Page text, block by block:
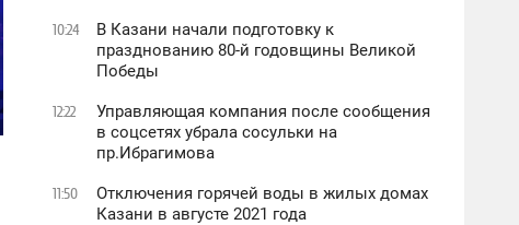
10:24
В Казани начали подготовку к
празднованию 80-й годовщины Великой
Победы
12:22
Управляющая компания после сообщения
в соцсетях убрала сосульки на
пр.Ибрагимова
11:50
Отключения горячей воды в жилых домах
Казани в августе 2021 года